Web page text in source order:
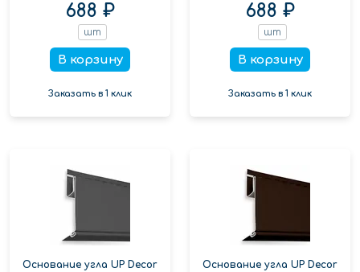
688 ₽
шт
В корзину
Заказать в 1 клик
688 ₽
шт
В корзину
Заказать в 1 клик
Основание угла UP Decor
Основание угла UP Decor